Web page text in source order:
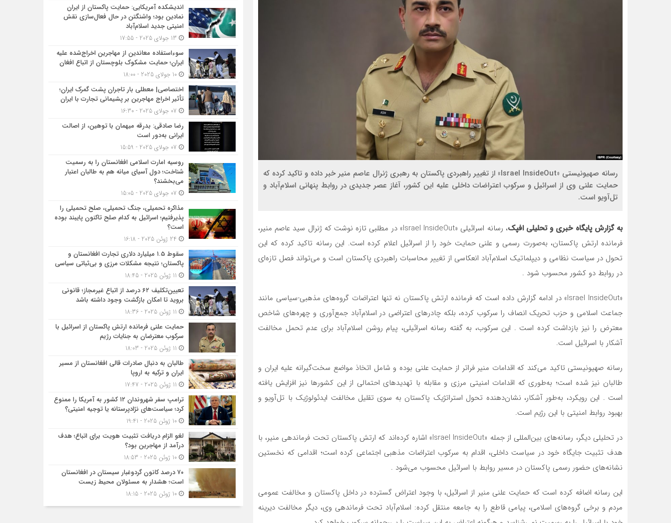
روسیه امارت اسلامی افغانستان را به رسمیت شناخت؛ دول آسیای میانه هم به طالبان اعتبار می‎‌بخشند؟
مذاکره تحمیلی، جنگ تحمیلی، صلح تحمیلی را پذیرفتیم؛ اسرائیل به کدام صلح تاکنون پایبند بوده است؟
رسانه صهیونیستی «Israel InsideOut» از تغییر راهبردی پاکستان به رهبری ژنرال عاصم منیر خبر داده و تاکید کرده که
حمایت علنی وی از اسرائیل و سرکوب اعتراضات داخلی علیه این کشور، آغاز عصر جدیدی در روابط پنهانی اسلام‌آباد و
تل‌آویو است.
به گزارش پایگاه خبری و تحلیلی افپک
، رسانه اسرائیلی «Israel InsideOut» در مطلبی تازه نوشت که ژنرال سید عاصم منیر،
فرمانده ارتش پاکستان، به‌صورت رسمی و علنی حمایت خود را از اسرائیل اعلام کرده است. این رسانه تاکید کرده که این
تحول در سیاست نظامی و دیپلماتیک اسلام‌آباد انعکاسی از تغییر محاسبات راهبردی پاکستان است و می‌تواند فصل تازه‌ای
در روابط دو کشور محسوب شود .
«Israel InsideOut» در ادامه گزارش داده است که فرمانده ارتش پاکستان نه تنها اعتراضات گروه‌های مذهبی-سیاسی مانند
جماعت اسلامی و حزب تحریک انصاف را سرکوب کرده، بلکه چادرهای اعتراضی در اسلام‌آباد جمع‌آوری و چهره‌های شاخص
معترض را نیز بازداشت کرده است . این سرکوب، به گفته رسانه اسرائیلی، پیام روشن اسلام‌آباد برای عدم تحمل مخالفت
آشکار با اسرائیل است.
رسانه صهیونیستی تاکید می‌کند که اقدامات منیر فراتر از حمایت علنی بوده و شامل اتخاذ مواضع سخت‌گیرانه علیه ایران و
طالبان نیز شده است؛ به‌طوری که اقدامات امنیتی مرزی و مقابله با تهدیدهای احتمالی از این کشورها نیز افزایش یافته
است . این رویکرد، به‌طور آشکار، نشان‌دهنده تحول استراتژیک پاکستان به سوی تقلیل مخالفت ایدئولوژیک با تل‌آویو و
بهبود روابط امنیتی با این رژیم است.
در تحلیلی دیگر، رسانه‌های بین‌المللی از جمله «Israel InsideOut» اشاره کرده‌اند که ارتش پاکستان تحت فرماندهی منیر، با
هدف تثبیت جایگاه خود در سیاست داخلی، اقدام به سرکوب اعتراضات مذهبی اجتماعی کرده است؛ اقدامی که نخستین
نشانه‌های حضور رسمی پاکستان در مسیر روابط با اسرائیل محسوب می‌شود .
این رسانه اضافه کرده است که حمایت علنی منیر از اسرائیل، با وجود اعتراض گسترده در داخل پاکستان و مخالفت عمومی
مردم و برخی گروه‌های اسلامی، پیامی قاطع را به جامعه منتقل کرده: اسلام‌آباد تحت فرماندهی وی، دیگر مخالفت دیرینه
اندیشکده آمریکایی: حمایت پاکستان از ایران
نمادین بود؛ واشنگتن در حال فعال‌سازی نقش
امنیتی جدید اسلام‌آباد
سوءاستفاده معاندین از مهاجرین اخراج‌شده علیه
ایران؛ حمایت مشکوک بلوچستان از اتباع افغان
10 جولای 2025 - 18:00
اختصاصی| معطلی بار تاجران پشت گمرک ایران؛
تأثیر اخراج مهاجرین بر پشیمانی تجارت با ایران
رضا صادقی: بدرقه میهمان با توهین، از اصالت
ایرانی به‌دور است
روسیه امارت اسلامی افغانستان را به رسمیت
شناخت؛ دول آسیای میانه هم به طالبان اعتبار
می‎‌بخشند؟
مذاکره تحمیلی، جنگ تحمیلی، صلح تحمیلی را
پذیرفتیم؛ اسرائیل به کدام صلح تاکنون پایبند بوده
است؟
سقوط ۱.۵ میلیارد دلاری تجارت افغانستان و
پاکستان؛ نتیجه مشکلات مرزی و بی‌ثباتی سیاسی
تعیین‌تکلیف ۶۲ درصد از اتباع غیرمجاز؛ قانونی
بروید تا امکان بازگشت وجود داشته باشد
حمایت علنی فرمانده ارتش پاکستان از اسرائیل با
سرکوب معترضان به جنایات رژیم
طالبان به دنبال صادرات قالی افغانستان از مسیر
ایران و ترکیه به اروپا
ترامپ سفر شهروندان ۱۲ کشور به آمریکا را ممنوع
کرد؛ سیاست‌های نژادپرستانه یا توجیه امنیتی؟
10 ژوئن 2025 - 19:41
لغو الزام دریافت تثبیت هویت برای اتباع؛ هدف
درآمد از مهاجرین بود؟
10 ژوئن 2025 - 18:53
۷۰ درصد کانون گردوغبار سیستان در افغانستان
است؛ هشدار به مسئولان محیط زیست
10 ژوئن 2025 - 18:15